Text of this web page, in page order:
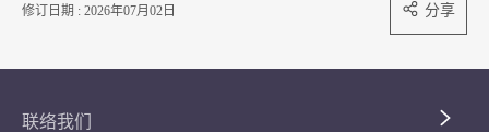
修订日期 : 2026年07月02日 分享
联络我们